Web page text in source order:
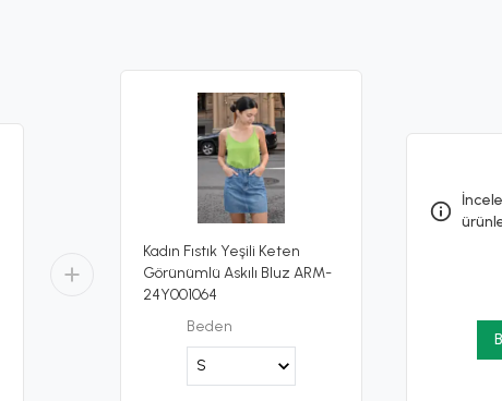
Kadın Fıstık Yeşili Keten
Görünümlü Askılı Bluz ARM-
24Y001064
Beden